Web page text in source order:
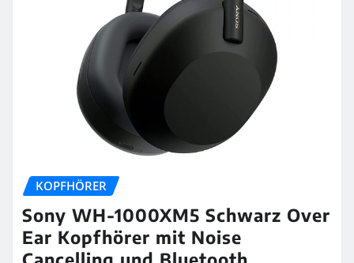
KOPFHÖRER
Sony WH-1000XM5 Schwarz Over
Ear Kopfhörer mit Noise